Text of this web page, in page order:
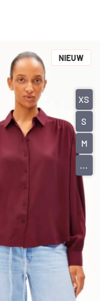
NIEUW
XS
S
M
...